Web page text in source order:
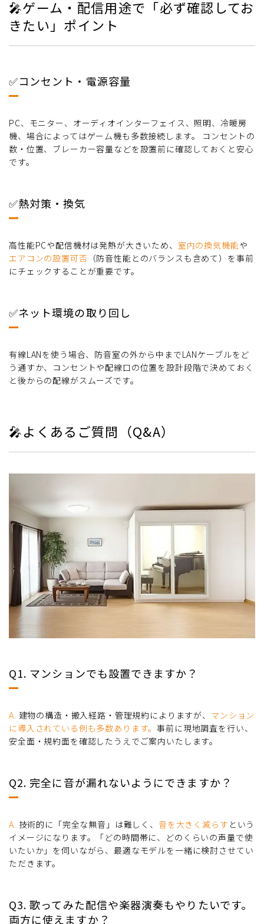
🎤ゲーム・配信用途で「必ず確認してお
きたい」ポイント
✅コンセント・電源容量
PC、モニター、オーディオインターフェイス、照明、冷暖房
機、場合によってはゲーム機も多数接続します。 コンセントの
数・位置、ブレーカー容量などを設置前に確認しておくと安心
です。
✅熱対策・換気
高性能PCや配信機材は発熱が大きいため、 室内の換気機能や
エアコンの設置可否 （防音性能とのバランスも含めて）を事前
にチェックすることが重要です。
✅ネット環境の取り回し
有線LANを使う場合、防音室の外から中までLANケーブルをど
う通すか、コンセントや配線口の位置を設計段階で決めておく
と後からの配線がスムーズです。
🎤よくあるご質問（Q&A）
Q1. マンションでも設置できますか？
A. 建物の構造・搬入経路・管理規約によりますが、 マンション
に導入されている例も多数あります。事前に現地調査を行い、
安全面・規約面を確認したうえでご案内いたします。
Q2. 完全に音が漏れないようにできますか？
A. 技術的に「完全な無音」は難しく、 音を大きく減らす という
イメージになります。「どの時間帯に、どのくらいの声量で使
いたいか」を伺いながら、最適なモデルを一緒に検討させてい
ただきます。
Q3. 歌ってみた配信や楽器演奏もやりたいです。
両方に使えますか？